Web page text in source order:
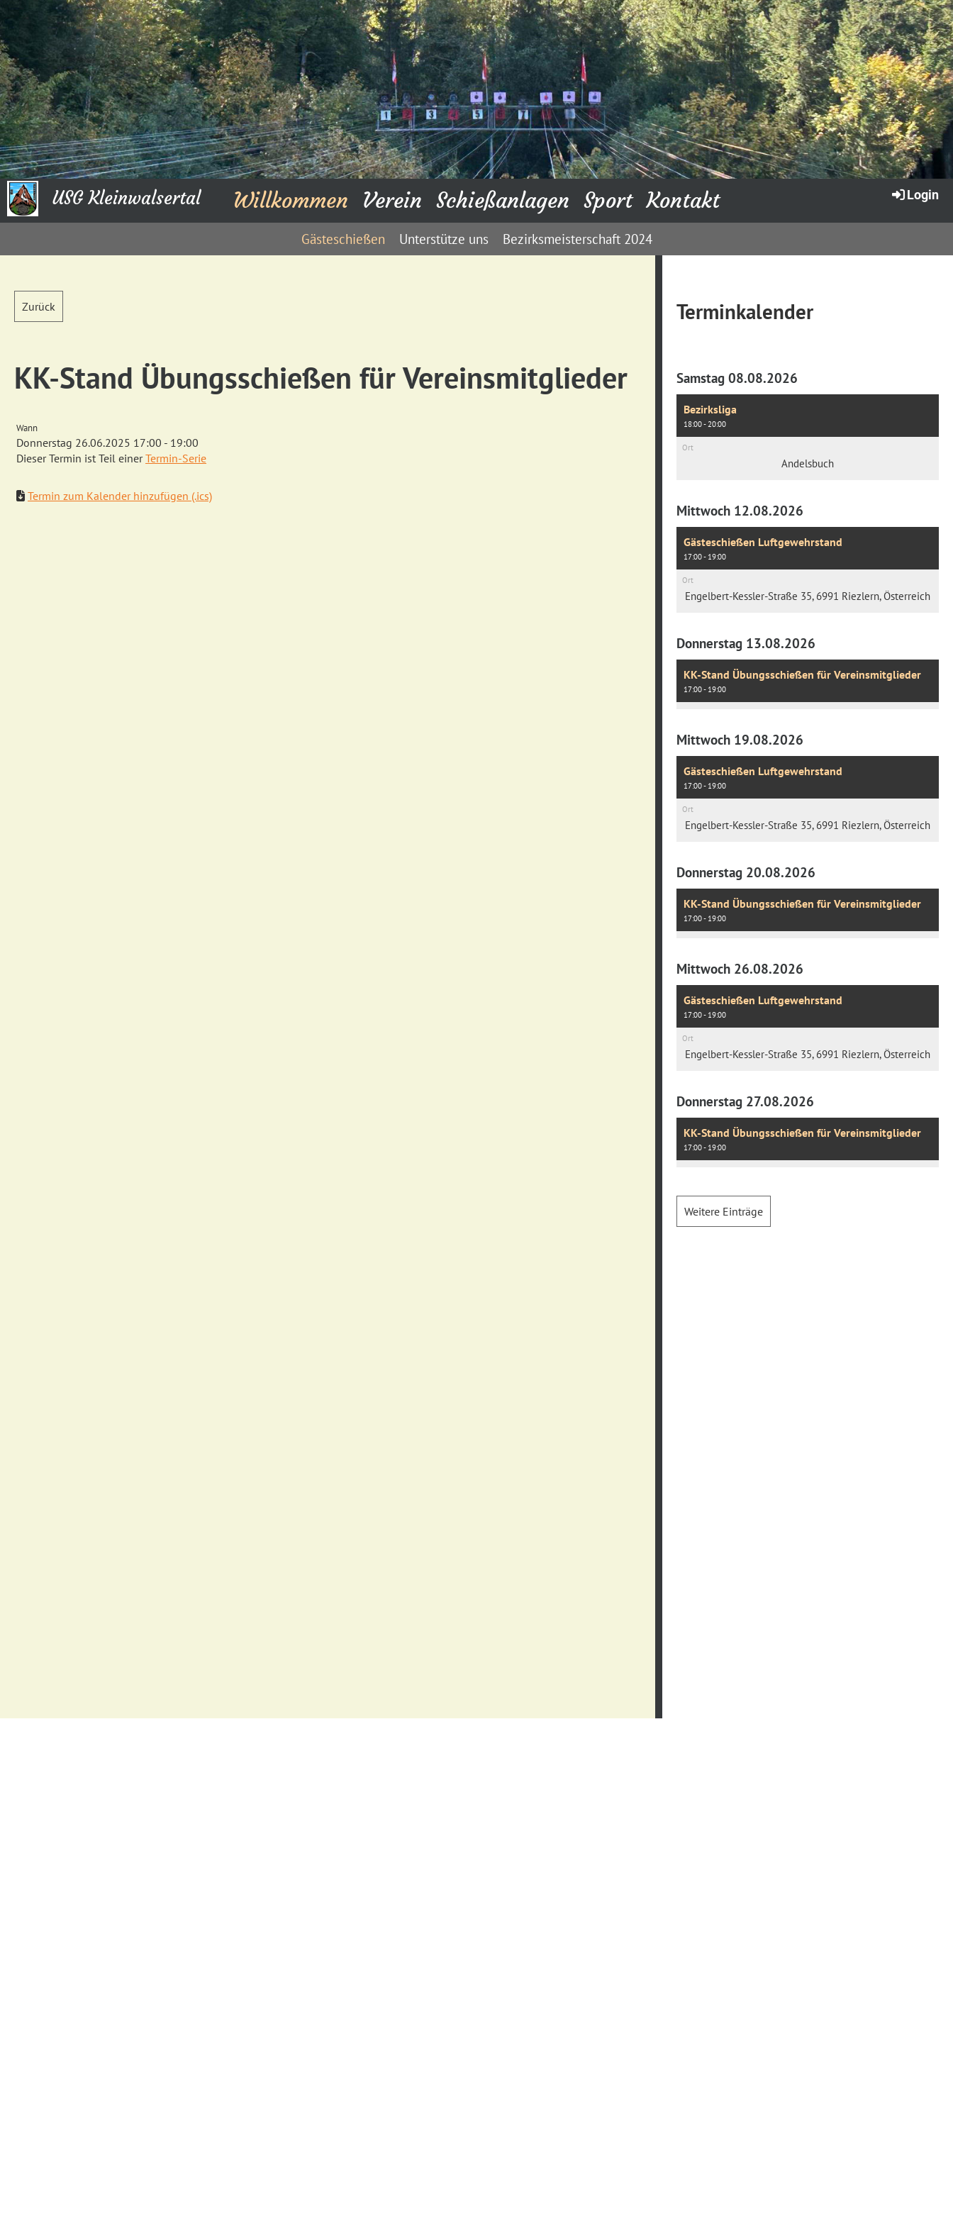
USG Kleinwalsertal Willkommen Verein Schießanlagen Sport Kontakt Login
Gästeschießen Unterstütze uns Bezirksmeisterschaft 2024
Zurück
KK-Stand Übungsschießen für Vereinsmitglieder
Wann
Donnerstag 26.06.2025 17:00 - 19:00
Dieser Termin ist Teil einerTermin-Serie
Termin zum Kalender hinzufügen (.ics)
Terminkalender
Samstag 08.08.2026
Bezirksliga
18:00 - 20:00
Ort
Andelsbuch
Mittwoch 12.08.2026
Gästeschießen Luftgewehrstand
17:00 - 19:00
Ort
Engelbert-Kessler-Straße 35, 6991 Riezlern, Österreich
Donnerstag 13.08.2026
KK-Stand Übungsschießen für Vereinsmitglieder
17:00 - 19:00
Mittwoch 19.08.2026
Gästeschießen Luftgewehrstand
17:00 - 19:00
Ort
Engelbert-Kessler-Straße 35, 6991 Riezlern, Österreich
Donnerstag 20.08.2026
KK-Stand Übungsschießen für Vereinsmitglieder
17:00 - 19:00
Mittwoch 26.08.2026
Gästeschießen Luftgewehrstand
17:00 - 19:00
Ort
Engelbert-Kessler-Straße 35, 6991 Riezlern, Österreich
Donnerstag 27.08.2026
KK-Stand Übungsschießen für Vereinsmitglieder
17:00 - 19:00
Weitere Einträge